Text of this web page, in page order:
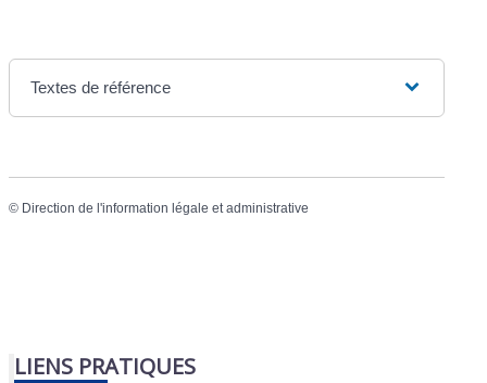
Textes de référence
© Direction de l'information légale et administrative
LIENS PRATIQUES